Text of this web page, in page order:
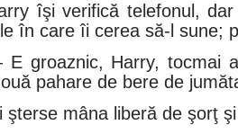
îşi verifică telefonul,
în care îi cerea să‑l sune;
groaznic, Harry, tocmai
pahare de bere de
şterse mâna liberă de şorţ